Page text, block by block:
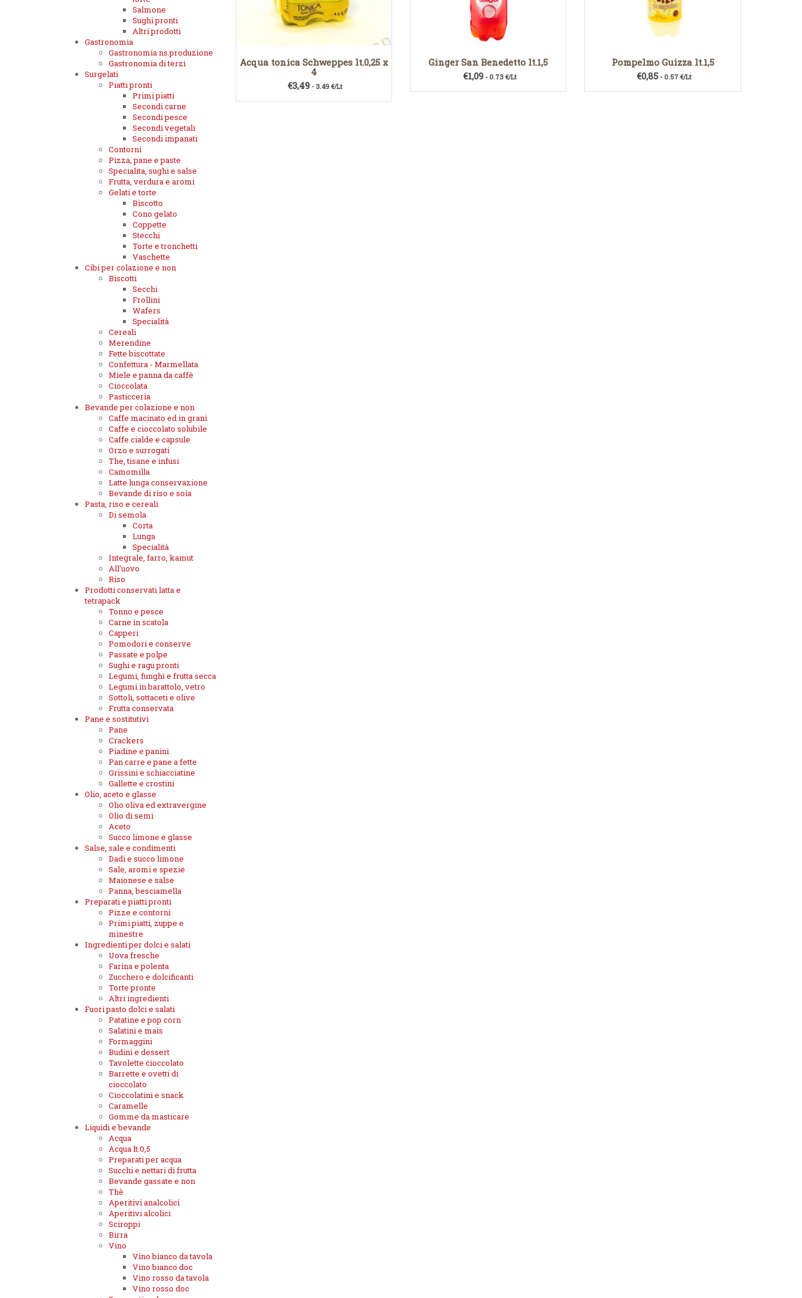
Acqua tonica Schweppes lt.0,25 x
4
€3,49 - 3.49 €/Lt
Ginger San Benedetto lt.1,5
€1,09- 0.73 €/Lt
Pompelmo Guizza lt.1,5
€0,85 - 0.57 €/Lt
Salmone
Sughi pronti
Altri prodotti
Gastronomia
Gastronomia ns.produzione
Gastronomia di terzi
Surgelati
Piatti pronti
Primi piatti
Secondi carne
Secondi pesce
Secondi vegetali
Secondi impanati
Contorni
Pizza, pane e paste
Specialita, sughi e salse
Frutta, verdura e aromi
Gelati e torte
Biscotto
Cono gelato
Coppette
Stecchi
Torte e tronchetti
Vaschette
Cibi per colazione e non
Biscotti
Secchi
Frollini
Wafers
Specialità
Cereali
Merendine
Fette biscottate
Confettura - Marmellata
Miele e panna da caffè
Cioccolata
Pasticceria
Bevande per colazione e non
Caffe macinato ed in grani
Caffe e cioccolato solubile
Caffe cialde e capsule
Orzo e surrogati
The, tisane e infusi
Camomilla
Latte lunga conservazione
Bevande di riso e soia
Pasta, riso e cereali
Di semola
Corta
Lunga
Specialità
Integrale, farro, kamut
All'uovo
Riso
Prodotti conservati latta e
tetrapack
Tonno e pesce
Carne in scatola
Capperi
Pomodori e conserve
Passate e polpe
Sughi e ragu pronti
Legumi, funghi e frutta secca
Legumi in barattolo, vetro
Sottoli, sottaceti e olive
Frutta conservata
Pane e sostitutivi
Pane
Crackers
Piadine e panini
Pan carre e pane a fette
Grissini e schiacciatine
Gallette e crostini
Olio, aceto e glasse
Olio oliva ed extravergine
Olio di semi
Aceto
Succo limone e glasse
Salse, sale e condimenti
Dadi e succo limone
Sale, aromi e spezie
Maionese e salse
Panna, besciamella
Preparati e piatti pronti
Pizze e contorni
Primi piatti, zuppe e
minestre
Ingredienti per dolci e salati
Uova fresche
Farina e polenta
Zucchero e dolcificanti
Torte pronte
Altri ingredienti
Fuori pasto dolci e salati
Patatine e pop corn
Salatini e mais
Formaggini
Budini e dessert
Tavolette cioccolato
Barrette e ovetti di
cioccolato
Cioccolatini e snack
Caramelle
Gomme da masticare
Liquidi e bevande
Acqua
Acqua lt.0,5
Preparati per acqua
Succhi e nettari di frutta
Bevande gassate e non
Thè
Aperitivi analcolici
Aperitivi alcolici
Sciroppi
Birra
Vino
Vino bianco da tavola
Vino bianco doc
Vino rosso da tavola
Vino rosso doc